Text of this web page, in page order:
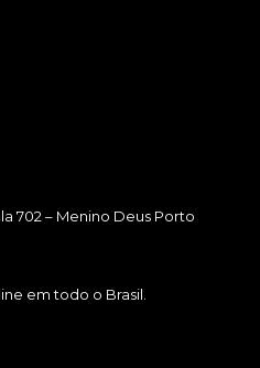
702 – Menino Deus Porto
em todo o Brasil.